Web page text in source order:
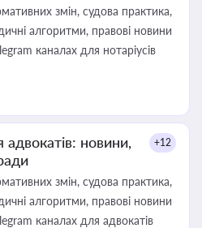
змін, судова практика,
алгоритми, правові новини
каналах для нотаріусів
новини,
+12
змін, судова практика,
алгоритми, правові новини
каналах для адвокатів